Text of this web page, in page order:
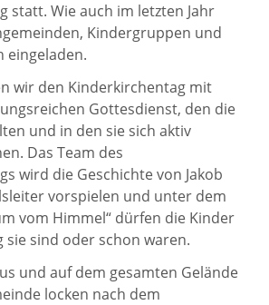
statt. Wie auch im letzten Jahr
Kindergruppen und
eingeladen.
wir den Kinderkirchentag mit
Gottesdienst, den die
und in den sie sich aktiv
Das Team des
wird die Geschichte von Jakob
vorspielen und unter dem
vom Himmel“ dürfen die Kinder
sie sind oder schon waren.
und auf dem gesamten Gelände
locken nach dem